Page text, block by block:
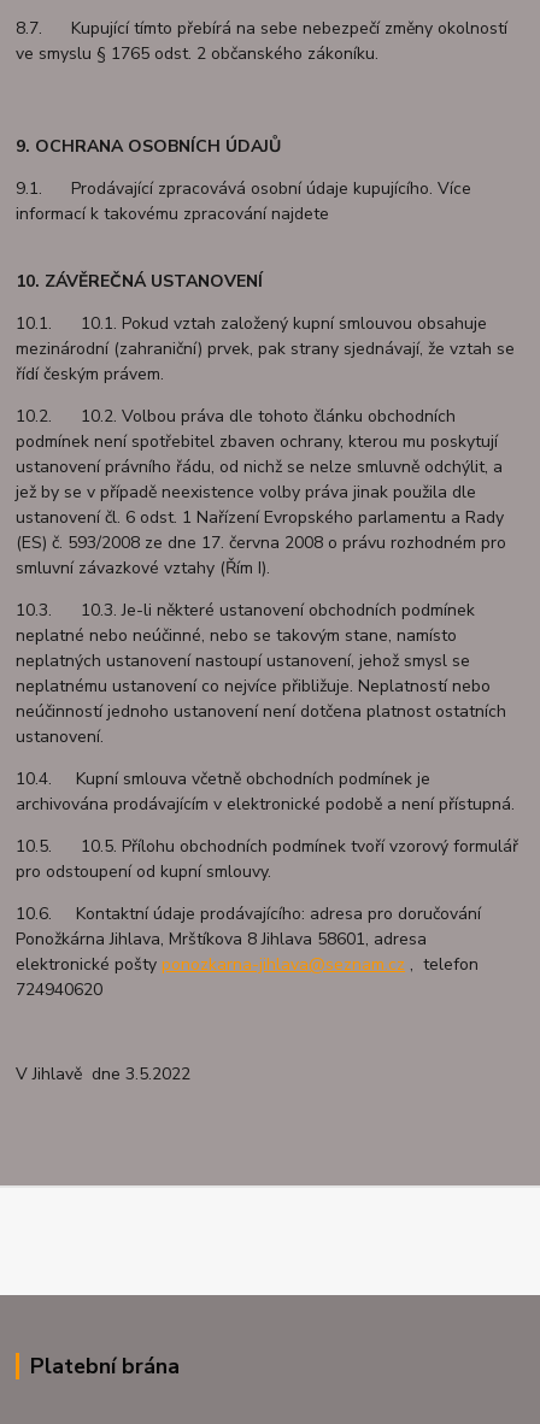
8.7. Kupující tímto přebírá na sebe nebezpečí změny okolností
ve smyslu § 1765 odst. 2 občanského zákoníku.
9. OCHRANA OSOBNÍCH ÚDAJŮ
9.1. Prodávající zpracovává osobní údaje kupujícího. Více
informací k takovému zpracování najdete
10. ZÁVĚREČNÁ USTANOVENÍ
10.1. 10.1. Pokud vztah založený kupní smlouvou obsahuje
mezinárodní (zahraniční) prvek, pak strany sjednávají, že vztah se
řídí českým právem.
10.2. 10.2. Volbou práva dle tohoto článku obchodních
podmínek není spotřebitel zbaven ochrany, kterou mu poskytují
ustanovení právního řádu, od nichž se nelze smluvně odchýlit, a
jež by se v případě neexistence volby práva jinak použila dle
ustanovení čl. 6 odst. 1 Nařízení Evropského parlamentu a Rady
(ES) č. 593/2008 ze dne 17. června 2008 o právu rozhodném pro
smluvní závazkové vztahy (Řím I).
10.3. 10.3. Je-li některé ustanovení obchodních podmínek
neplatné nebo neúčinné, nebo se takovým stane, namísto
neplatných ustanovení nastoupí ustanovení, jehož smysl se
neplatnému ustanovení co nejvíce přibližuje. Neplatností nebo
neúčinností jednoho ustanovení není dotčena platnost ostatních
ustanovení.
10.4. Kupní smlouva včetně obchodních podmínek je
archivována prodávajícím v elektronické podobě a není přístupná.
10.5. 10.5. Přílohu obchodních podmínek tvoří vzorový formulář
pro odstoupení od kupní smlouvy.
10.6. Kontaktní údaje prodávajícího: adresa pro doručování
Ponožkárna Jihlava, Mrštíkova 8 Jihlava 58601, adresa
elektronické poštyponozkarna-jihlava@seznam.cz , telefon
724940620
V Jihlavě dne 3.5.2022
Platební brána